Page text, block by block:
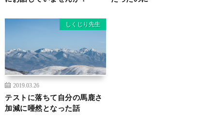
しくじり先生
2019.03.26
テストに落ちて自分の馬鹿さ
加減に唖然となった話